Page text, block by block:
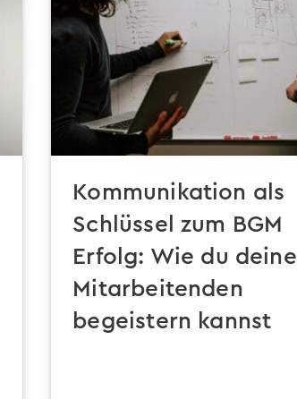
Kommunikation als
Schlüssel zum BGM
Erfolg: Wie du deine
Mitarbeitenden
begeistern kannst